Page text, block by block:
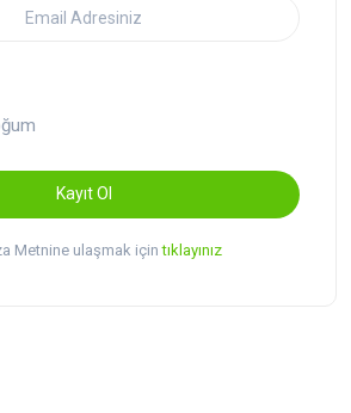
Kayıt Ol
Metnine ulaşmak içintıklayınız